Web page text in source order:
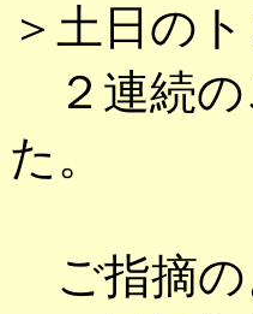
＞土日の
２連続の
た。
ご指摘の